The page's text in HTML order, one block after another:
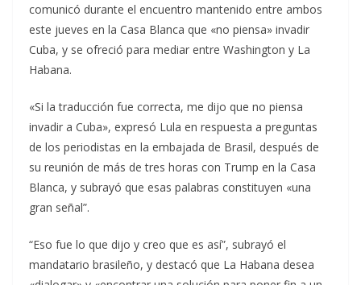
comunicó durante el encuentro mantenido entre ambos
este jueves en la Casa Blanca que «no piensa» invadir
Cuba, y se ofreció para mediar entre Washington y La
Habana.
«Si la traducción fue correcta, me dijo que no piensa
invadir a Cuba», expresó Lula en respuesta a preguntas
de los periodistas en la embajada de Brasil, después de
su reunión de más de tres horas con Trump en la Casa
Blanca, y subrayó que esas palabras constituyen «una
gran señal”.
“Eso fue lo que dijo y creo que es así”, subrayó el
mandatario brasileño, y destacó que La Habana desea